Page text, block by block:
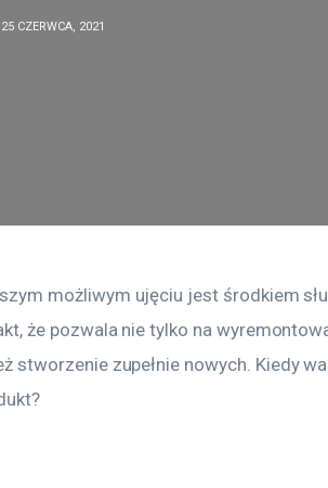
25 CZERWCA, 2021
możliwym ujęciu jest środkiem
że pozwala nie tylko na
stworzenie zupełnie nowych. Kiedy